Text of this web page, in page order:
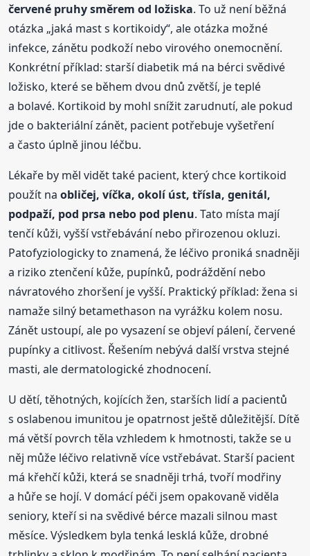
červené pruhy směrem od ložiska. To už není běžná
otázka „jaká mast s kortikoidy“, ale otázka možné
infekce, zánětu podkoží nebo virového onemocnění.
Konkrétní příklad: starší diabetik má na bérci svědivé
ložisko, které se během dvou dnů zvětší, je teplé
a bolavé. Kortikoid by mohl snížit zarudnutí, ale pokud
jde o bakteriální zánět, pacient potřebuje vyšetření
a často úplně jinou léčbu.
Lékaře by měl vidět také pacient, který chce kortikoid
použít naobličej, víčka, okolí úst, třísla, genitál,
podpaží, pod prsa nebo pod plenu. Tato místa mají
tenčí kůži, vyšší vstřebávání nebo přirozenou okluzi.
Patofyziologicky to znamená, že léčivo proniká snadněji
a riziko ztenčení kůže, pupínků, podráždění nebo
návratového zhoršení je vyšší. Praktický příklad: žena si
namaže silný betamethason na vyrážku kolem nosu.
Zánět ustoupí, ale po vysazení se objeví pálení, červené
pupínky a citlivost. Řešením nebývá další vrstva stejné
masti, ale dermatologické zhodnocení.
U dětí, těhotných, kojících žen, starších lidí a pacientů
s oslabenou imunitou je opatrnost ještě důležitější. Dítě
má větší povrch těla vzhledem k hmotnosti, takže se u
něj může léčivo relativně více vstřebávat. Starší pacient
má křehčí kůži, která se snadněji trhá, tvoří modřiny
a hůře se hojí. V domácí péči jsem opakovaně viděla
seniory, kteří si na svědivé bérce mazali silnou mast
měsíce. Výsledkem byla tenká lesklá kůže, drobné